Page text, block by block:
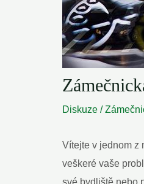
Diskuze /
Vítejte v jednom z
veškeré vaše
své bydliště nebo